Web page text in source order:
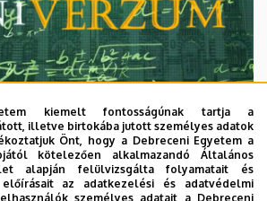
kiemelt fontosságúnak tartja a
illetve birtokába jutott személyes adatok
Önt, hogy a Debreceni Egyetem a
kötelezően alkalmazandó Általános
alapján felülvizsgálta folyamatait és
az adatkezelési és adatvédelmi
személyes adatait a Debreceni